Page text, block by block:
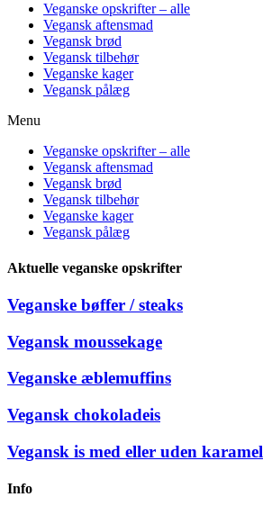
Veganske opskrifter – alle
Vegansk aftensmad
Vegansk brød
Vegansk tilbehør
Veganske kager
Vegansk pålæg
Menu
Veganske opskrifter – alle
Vegansk aftensmad
Vegansk brød
Vegansk tilbehør
Veganske kager
Vegansk pålæg
Aktuelle veganske opskrifter
Veganske bøffer / steaks
Vegansk moussekage
Veganske æblemuffins
Vegansk chokoladeis
Vegansk is med eller uden karamel
Info